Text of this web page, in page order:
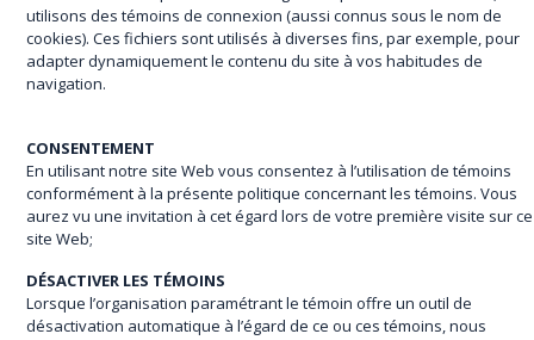
utilisons des témoins de connexion (aussi connus sous le nom de
cookies). Ces fichiers sont utilisés à diverses fins, par exemple, pour
adapter dynamiquement le contenu du site à vos habitudes de
navigation.
CONSENTEMENT
En utilisant notre site Web vous consentez à l’utilisation de témoins
conformément à la présente politique concernant les témoins. Vous
aurez vu une invitation à cet égard lors de votre première visite sur ce
site Web;
DÉSACTIVER LES TÉMOINS
Lorsque l’organisation paramétrant le témoin offre un outil de
désactivation automatique à l’égard de ce ou ces témoins, nous